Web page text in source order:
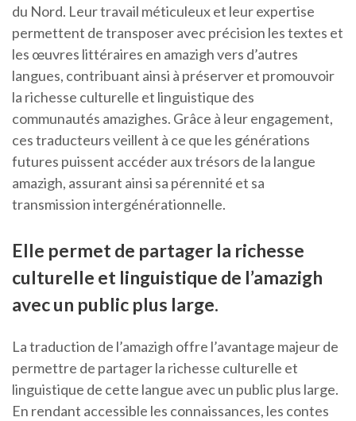
du Nord. Leur travail méticuleux et leur expertise
permettent de transposer avec précision les textes et
les œuvres littéraires en amazigh vers d’autres
langues, contribuant ainsi à préserver et promouvoir
la richesse culturelle et linguistique des
communautés amazighes. Grâce à leur engagement,
ces traducteurs veillent à ce que les générations
futures puissent accéder aux trésors de la langue
amazigh, assurant ainsi sa pérennité et sa
transmission intergénérationnelle.
Elle permet de partager la richesse
culturelle et linguistique de l’amazigh
avec un public plus large.
La traduction de l’amazigh offre l’avantage majeur de
permettre de partager la richesse culturelle et
linguistique de cette langue avec un public plus large.
En rendant accessible les connaissances, les contes